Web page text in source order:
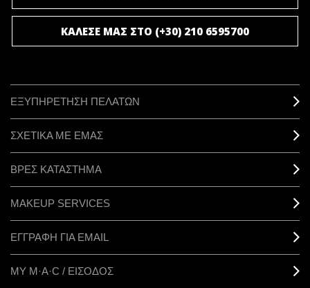
ΚΑΛΕΣΕ ΜΑΣ ΣΤΟ (+30) 210 6595700
ΕΞΥΠΗΡΕΤΗΣΗ ΠΕΛΑΤΩΝ
ΣΧΕΤΙΚΑ ΜΕ ΕΜΑΣ
ΒΡΕΣ ΚΑΤΑΣΤΗΜΑ
MAKEUP SERVICES
ΕΓΓΡΑΦΗ ΓΙΑ EMAIL
ΜΥ M·A·C / ΕΙΣΟΔΟΣ